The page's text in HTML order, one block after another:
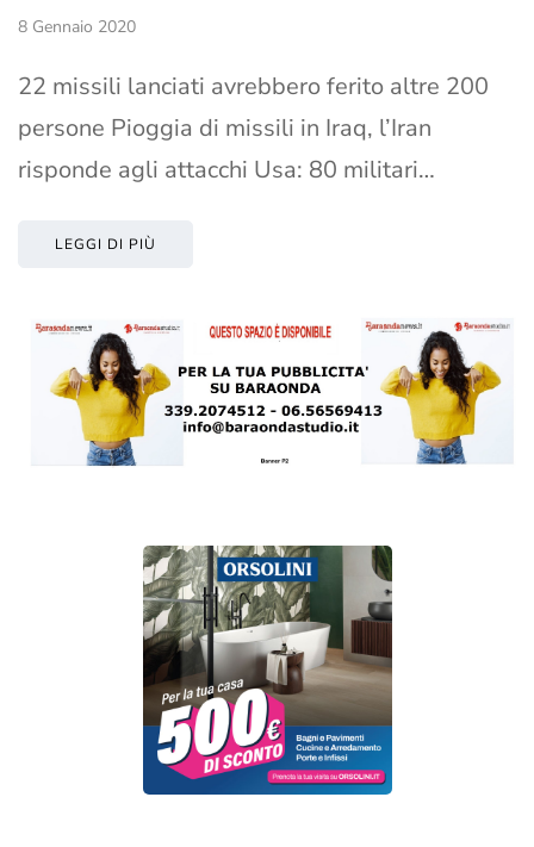
8 Gennaio 2020
22 missili lanciati avrebbero ferito altre 200
persone Pioggia di missili in Iraq, l’Iran
risponde agli attacchi Usa: 80 militari…
LEGGI DI PIÙ